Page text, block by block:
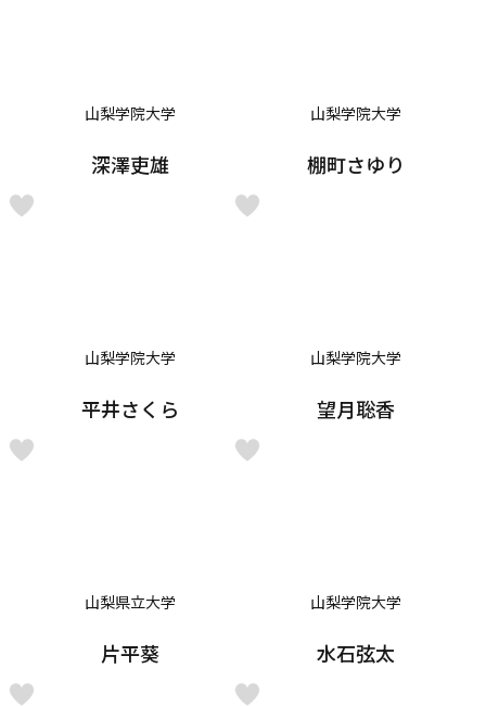
山梨学院大学
深澤吏雄
山梨学院大学
棚町さゆり
山梨学院大学
平井さくら
山梨学院大学
望月聡香
山梨県立大学
片平葵
山梨学院大学
水石弦太